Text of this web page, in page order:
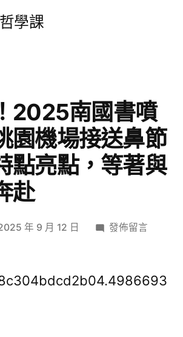
學課
2025南國書噴
園機場接送鼻節
點亮點，等著與
赴
年 9 月 12 日
在
看！
發佈留言